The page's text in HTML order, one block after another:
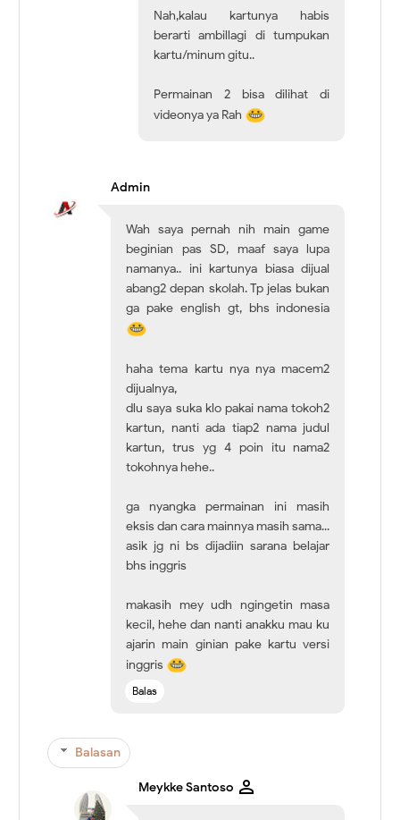
Nah,kalau kartunya habis
berarti ambillagi di tumpukan
kartu/minum gitu..
Permainan 2 bisa dilihat di
videonya ya Rah
Admin
Wah saya pernah nih main game
beginian pas SD, maaf saya lupa
namanya.. ini kartunya biasa dijual
abang2 depan skolah. Tp jelas bukan
ga pake english gt, bhs indonesia
haha tema kartu nya nya macem2
dijualnya,
dlu saya suka klo pakai nama tokoh2
kartun, nanti ada tiap2 nama judul
kartun, trus yg 4 poin itu nama2
tokohnya hehe..
ga nyangka permainan ini masih
eksis dan cara mainnya masih sama...
asik jg ni bs dijadiin sarana belajar
bhs inggris
makasih mey udh ngingetin masa
kecil, hehe dan nanti anakku mau ku
ajarin main ginian pake kartu versi
inggris
Balas
Balasan
Meykke Santoso